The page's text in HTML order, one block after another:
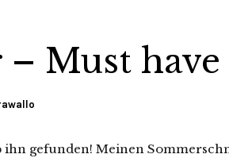
– Must
gefunden! Meinen